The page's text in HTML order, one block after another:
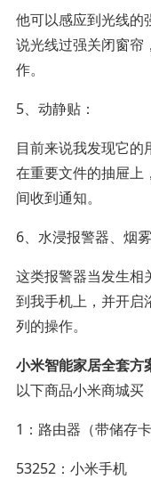
他可以感应到光线的
说光线过强关闭窗帘
作。
5、动静贴：
目前来说我发现它
在重要文件的抽屉上
间收到通知。
6、水浸报警器、烟
这类报警器当发生相
到我手机上，并开启
列的操作。
小米智能家居全套方
以下商品小米商城买
1：路由器（带储存
53252：小米手机